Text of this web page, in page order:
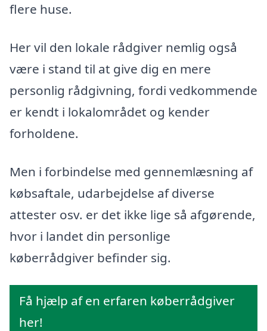
flere huse.
Her vil den lokale rådgiver nemlig også
være i stand til at give dig en mere
personlig rådgivning, fordi vedkommende
er kendt i lokalområdet og kender
forholdene.
Men i forbindelse med gennemlæsning af
købsaftale, udarbejdelse af diverse
attester osv. er det ikke lige så afgørende,
hvor i landet din personlige
køberrådgiver befinder sig.
Få hjælp af en erfaren køberrådgiver
her!